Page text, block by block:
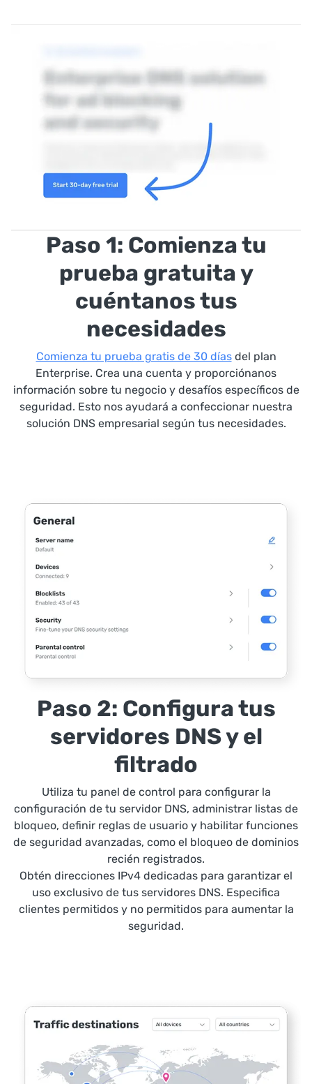
Paso 1: Comienza tu
prueba gratuita y
cuéntanos tus
necesidades
Comienza tu prueba gratis de 30 díasdel plan
Enterprise. Crea una cuenta y proporciónanos
información sobre tu negocio y desafíos específicos de
seguridad. Esto nos ayudará a confeccionar nuestra
solución DNS empresarial según tus necesidades.
Paso 2: Configura tus
servidores DNS y el
filtrado
Utiliza tu panel de control para configurar la
configuración de tu servidor DNS, administrar listas de
bloqueo, definir reglas de usuario y habilitar funciones
de seguridad avanzadas, como el bloqueo de dominios
recién registrados.
Obtén direcciones IPv4 dedicadas para garantizar el
uso exclusivo de tus servidores DNS. Especifica
clientes permitidos y no permitidos para aumentar la
seguridad.